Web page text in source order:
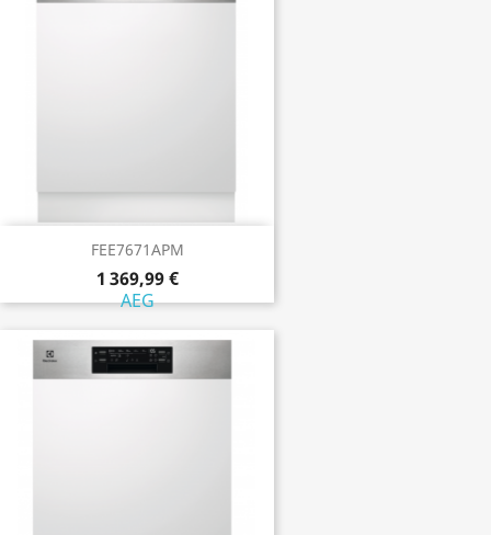
FEE7671APM
1 369,99 €
AEG